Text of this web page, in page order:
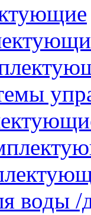
воды /